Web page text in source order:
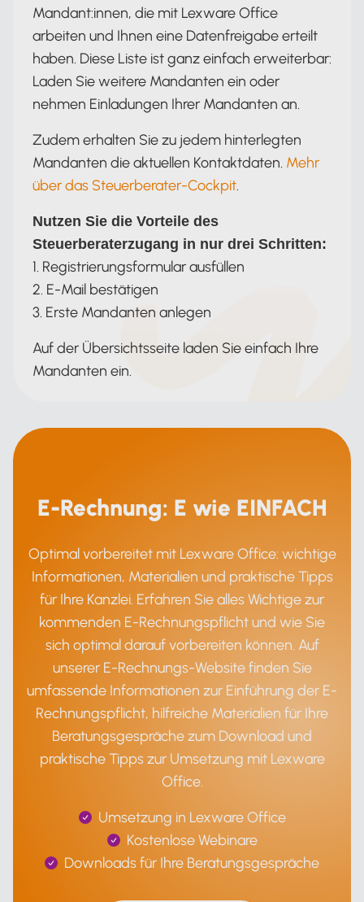
Mandant:innen, die mit Lexware Office
arbeiten und Ihnen eine Datenfreigabe erteilt
haben. Diese Liste ist ganz einfach erweiterbar:
Laden Sie weitere Mandanten ein oder
nehmen Einladungen Ihrer Mandanten an.
Zudem erhalten Sie zu jedem hinterlegten
Mandanten die aktuellen Kontaktdaten. Mehr
über das Steuerberater-Cockpit.
Nutzen Sie die Vorteile des
Steuerberaterzugang in nur drei Schritten:
1. Registrierungsformular ausfüllen
2. E-Mail bestätigen
3. Erste Mandanten anlegen
Auf der Übersichtsseite laden Sie einfach Ihre
Mandanten ein.
E-Rechnung: E wie EINFACH
Optimal vorbereitet mit Lexware Office: wichtige
Informationen, Materialien und praktische Tipps
für Ihre Kanzlei. Erfahren Sie alles Wichtige zur
kommenden E-Rechnungspflicht und wie Sie
sich optimal darauf vorbereiten können. Auf
unserer E-Rechnungs-Website finden Sie
umfassende Informationen zur Einführung der E-
Rechnungspflicht, hilfreiche Materialien für Ihre
Beratungsgespräche zum Download und
praktische Tipps zur Umsetzung mit Lexware
Office.
Umsetzung in Lexware Office
Kostenlose Webinare
Downloads für Ihre Beratungsgespräche